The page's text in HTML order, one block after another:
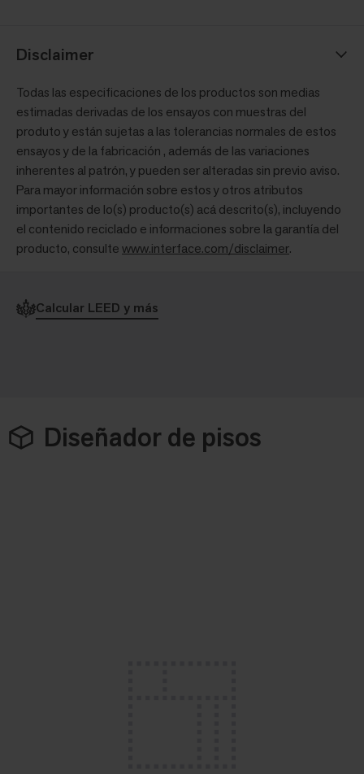
Disclaimer
Todas las especificaciones de los productos son medias
estimadas derivadas de los ensayos con muestras del
produto y están sujetas a las tolerancias normales de estos
ensayos y de la fabricación , además de las variaciones
inherentes al patrón, y pueden ser alteradas sin previo aviso.
Para mayor información sobre estos y otros atributos
importantes de lo(s) producto(s) acá descrito(s), incluyendo
el contenido reciclado e informaciones sobre la garantía del
producto, consultewww.interface.com/disclaimer.
Calcular LEED y más
Diseñador de pisos